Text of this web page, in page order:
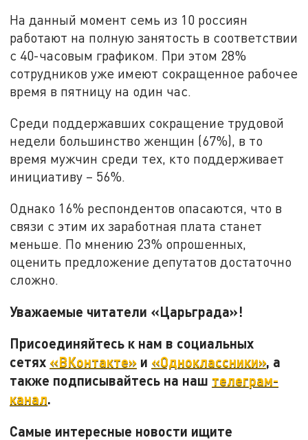
На данный момент семь из 10 россиян
работают на полную занятость в соответствии
с 40-часовым графиком. При этом 28%
сотрудников уже имеют сокращенное рабочее
время в пятницу на один час.
Среди поддержавших сокращение трудовой
недели большинство женщин (67%), в то
время мужчин среди тех, кто поддерживает
инициативу – 56%.
Однако 16% респондентов опасаются, что в
связи с этим их заработная плата станет
меньше. По мнению 23% опрошенных,
оценить предложение депутатов достаточно
сложно.
Уважаемые читатели «Царьграда»!
Присоединяйтесь к нам в социальных
сетях «ВКонтакте» и «Одноклассники», а
также подписывайтесь на наш телеграм-
канал.
Самые интересные новости ищите